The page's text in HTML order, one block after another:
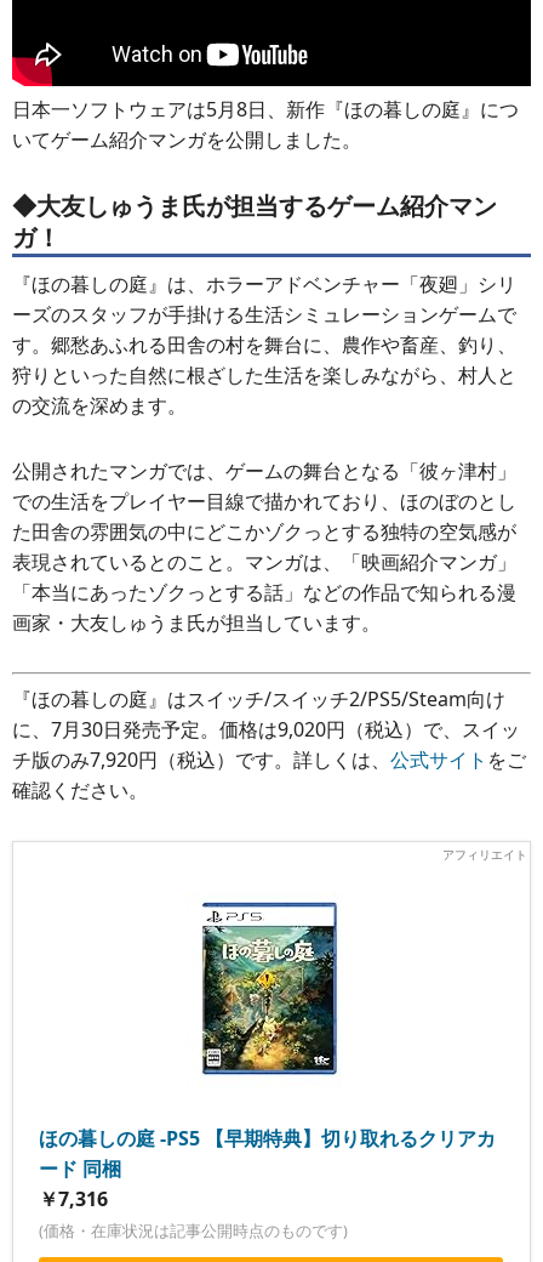
日本一ソフトウェアは5月8日、新作『ほの暮しの庭』につ
いてゲーム紹介マンガを公開しました。
◆大友しゅうま氏が担当するゲーム紹介マン
ガ！
『ほの暮しの庭』は、ホラーアドベンチャー「夜廻」シリ
ーズのスタッフが手掛ける生活シミュレーションゲームで
す。郷愁あふれる田舎の村を舞台に、農作や畜産、釣り、
狩りといった自然に根ざした生活を楽しみながら、村人と
の交流を深めます。
公開されたマンガでは、ゲームの舞台となる「彼ヶ津村」
での生活をプレイヤー目線で描かれており、ほのぼのとし
た田舎の雰囲気の中にどこかゾクっとする独特の空気感が
表現されているとのこと。マンガは、「映画紹介マンガ」
「本当にあったゾクっとする話」などの作品で知られる漫
画家・大友しゅうま氏が担当しています。
『ほの暮しの庭』はスイッチ/スイッチ2/PS5/Steam向け
に、7月30日発売予定。価格は9,020円（税込）で、スイッ
チ版のみ7,920円（税込）です。詳しくは、 公式サイト をご
確認ください。
ほの暮しの庭 -PS5 【早期特典】切り取れるクリアカ
ード 同梱
￥7,316
(価格・在庫状況は記事公開時点のものです)